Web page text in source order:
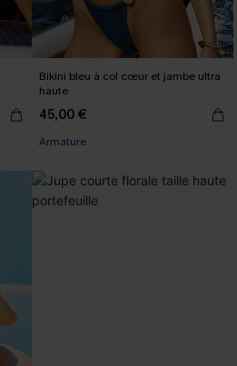
Bikini bleu à col cœur et jambe ultra
haute
45,00 €
Armature